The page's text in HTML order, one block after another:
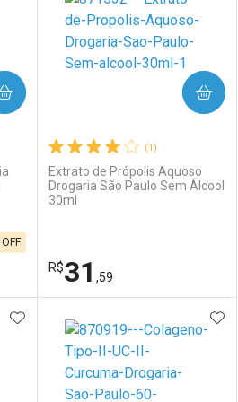
Comprar sem Desconto
Por R$ 29,99/cada
Por R$ 29,99/cada
FECHAR
FECHAR
(1)
Extrato de Própolis Aquoso
Drogaria São Paulo Sem Álcool
30ml
R$31 ,59
COMPRAR
Laboratório
Por Menos
ADICIONAR AOS FAVORITOS